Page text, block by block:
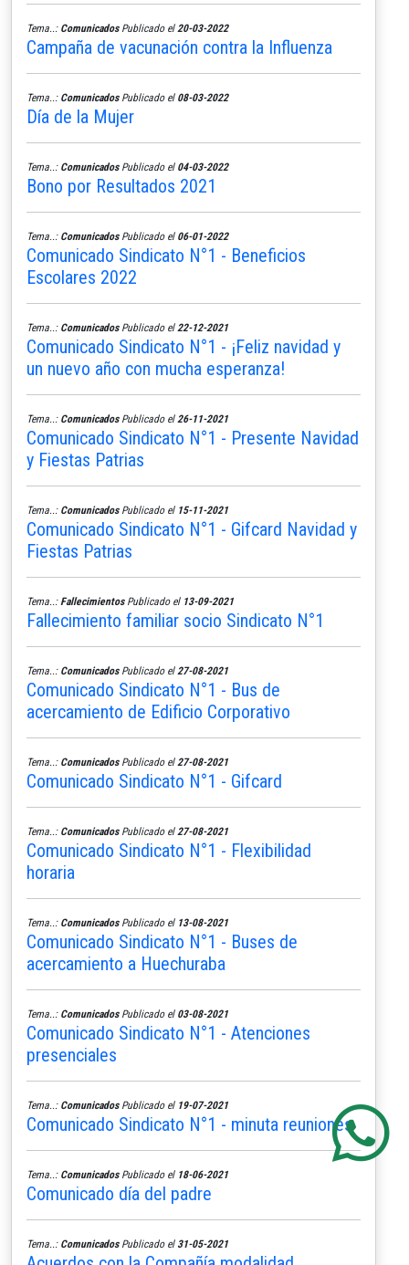
Tema..: ComunicadosPublicado el 20-03-2022
Campaña de vacunación contra la Influenza
Tema..: ComunicadosPublicado el 08-03-2022
Día de la Mujer
Tema..: ComunicadosPublicado el 04-03-2022
Bono por Resultados 2021
Tema..: ComunicadosPublicado el 06-01-2022
Comunicado Sindicato N°1 - Beneficios
Escolares 2022
Tema..: ComunicadosPublicado el 22-12-2021
Comunicado Sindicato N°1 - ¡Feliz navidad y
un nuevo año con mucha esperanza!
Tema..: ComunicadosPublicado el 26-11-2021
Comunicado Sindicato N°1 - Presente Navidad
y Fiestas Patrias
Tema..: ComunicadosPublicado el 15-11-2021
Comunicado Sindicato N°1 - Gifcard Navidad y
Fiestas Patrias
Tema..: FallecimientosPublicado el 13-09-2021
Fallecimiento familiar socio Sindicato N°1
Tema..: ComunicadosPublicado el 27-08-2021
Comunicado Sindicato N°1 - Bus de
acercamiento de Edificio Corporativo
Tema..: ComunicadosPublicado el 27-08-2021
Comunicado Sindicato N°1 - Gifcard
Tema..: ComunicadosPublicado el 27-08-2021
Comunicado Sindicato N°1 - Flexibilidad
horaria
Tema..: ComunicadosPublicado el 13-08-2021
Comunicado Sindicato N°1 - Buses de
acercamiento a Huechuraba
Tema..: ComunicadosPublicado el 03-08-2021
Comunicado Sindicato N°1 - Atenciones
presenciales
Tema..: ComunicadosPublicado el 19-07-2021
Comunicado Sindicato N°1 - minuta reuniones
Tema..: ComunicadosPublicado el 18-06-2021
Comunicado día del padre
Tema..: ComunicadosPublicado el 31-05-2021